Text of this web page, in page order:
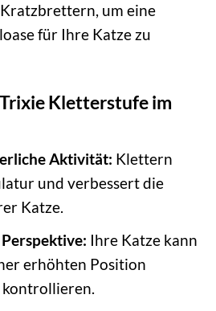
um eine
für Ihre Katze zu
Kletterstufe im
Aktivität: Klettern
und verbessert die
Katze.
Ihre Katze kann
erhöhten Position